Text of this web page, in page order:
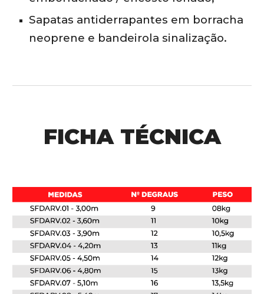
Sapatas antiderrapantes em borracha
neoprene e bandeirola sinalização.
FICHA TÉCNICA